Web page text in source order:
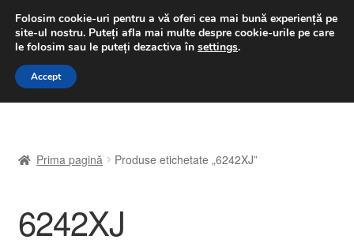
LIVRARE de la 33 lei
luni-vineri 9 a.m. - 4 p.m.031 229 6816
Sari
Sari
A lua legatura
Contul meu
Prima pagină Produse etichetate „6242XJ”
6242XJ
Folosim cookie-uri pentru a vă oferi cea mai bună experiență pe
site-ul nostru. Puteți afla mai multe despre cookie-urile pe care
le folosim sau le puteți dezactiva în settings.
Accept